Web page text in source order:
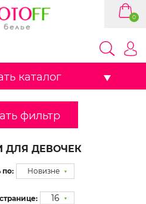
0
каталог
фильтр
ДЛЯ ДЕВОЧЕК
по: Новизне
16